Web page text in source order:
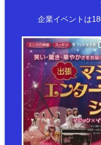
企業イベントは